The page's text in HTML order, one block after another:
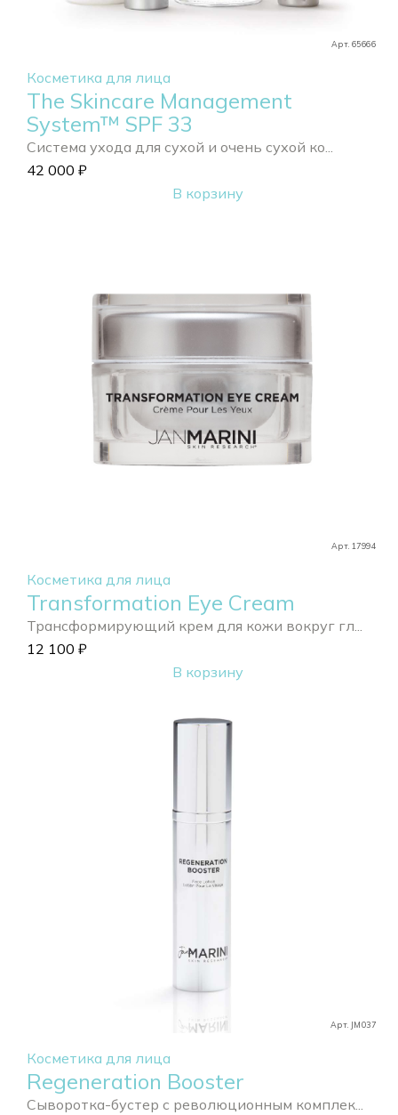
Арт. 65666
Косметика для лица
The Skincare Management
System™ SPF 33
Система ухода для сухой и очень сухой ко...
42 000 ₽
В корзину
Арт. 17994
Косметика для лица
Transformation Eye Cream
Трансформирующий крем для кожи вокруг гл...
12 100 ₽
В корзину
Арт. JM037
Косметика для лица
Regeneration Booster
Сыворотка-бустер с революционным комплек...